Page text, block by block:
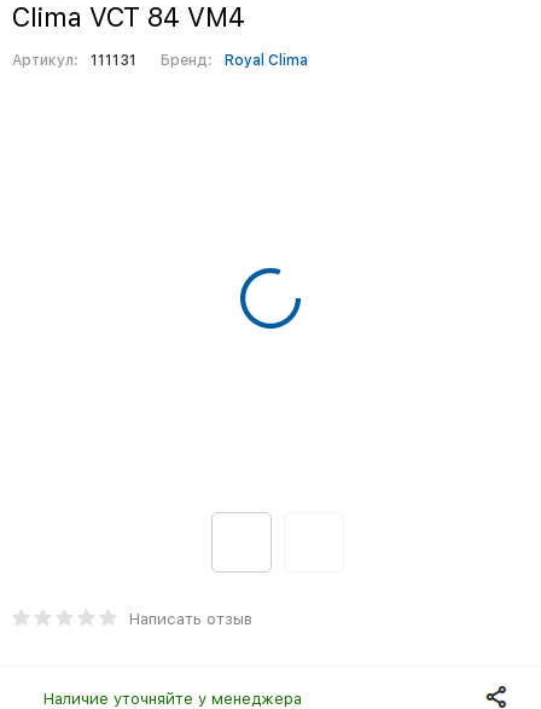
Clima VCT 84 VM4
Артикул: 111131 Бренд: Royal Clima
Написать отзыв
Наличие уточняйте у менеджера